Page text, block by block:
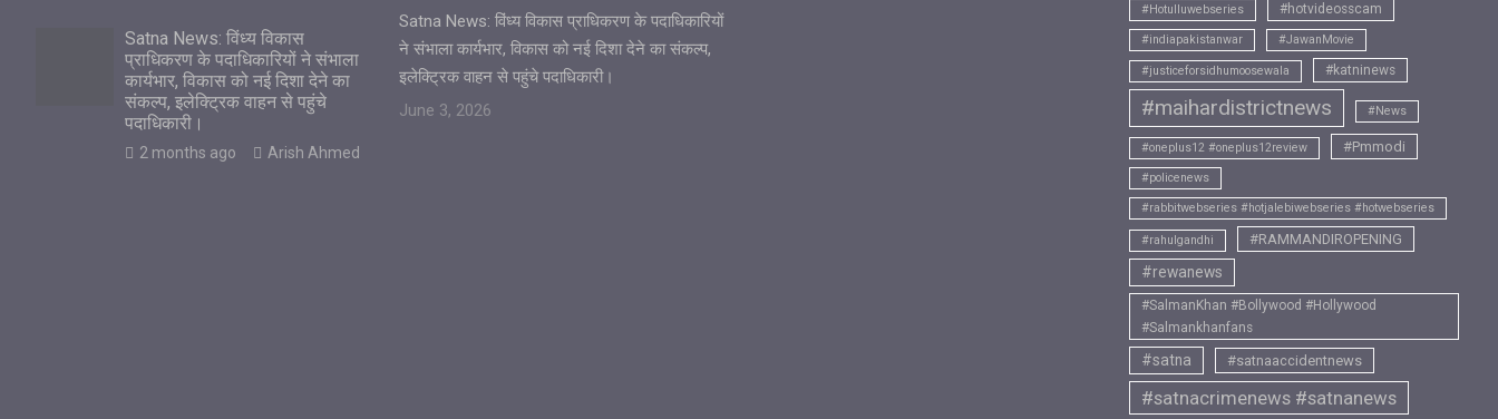
Satna News: विंध्य विकास
प्राधिकरण के पदाधिकारियों ने संभाला
कार्यभार, विकास को नई दिशा देने का
संकल्प, इलेक्ट्रिक वाहन से पहुंचे
पदाधिकारी।
2 months ago Arish Ahmed
Satna News: विंध्य विकास प्राधिकरण के पदाधिकारियों
ने संभाला कार्यभार, विकास को नई दिशा देने का संकल्प,
इलेक्ट्रिक वाहन से पहुंचे पदाधिकारी।
June 3, 2026
#Hotulluwebseries #hotvideosscam
#indiapakistanwar #JawanMovie
#justiceforsidhumoosewala #katninews
#maihardistrictnews #News
#oneplus12 #oneplus12review #Pmmodi
#policenews
#rabbitwebseries #hotjalebiwebseries #hotwebseries
#rahulgandhi #RAMMANDIROPENING
#rewanews
#SalmanKhan #Bollywood #Hollywood
#Salmankhanfans
#satna #satnaaccidentnews
#satnacrimenews #satnanews